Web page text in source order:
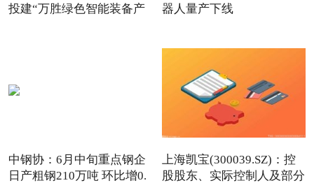
投建“万胜绿色智能装备产
器人量产下线
中钢协：6月中旬重点钢企
日产粗钢210万吨 环比增0.
上海凯宝(300039.SZ)：控
股股东、实际控制人及部分